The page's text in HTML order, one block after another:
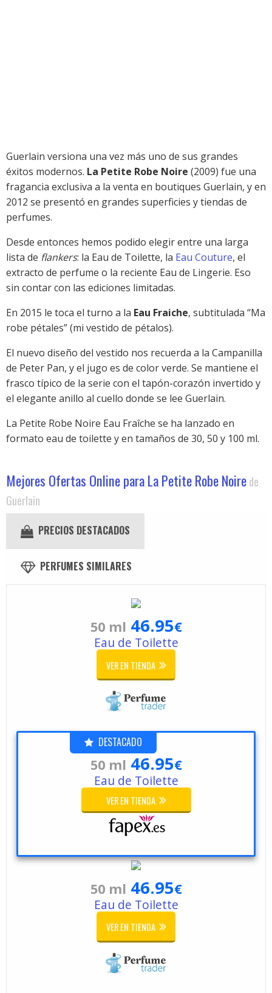
Guerlain versiona una vez más uno de sus grandes
éxitos modernos. La Petite Robe Noire (2009) fue una
fragancia exclusiva a la venta en boutiques Guerlain, y en
2012 se presentó en grandes superficies y tiendas de
perfumes.
Desde entonces hemos podido elegir entre una larga
lista de flankers: la Eau de Toilette, la Eau Couture, el
extracto de perfume o la reciente Eau de Lingerie. Eso
sin contar con las ediciones limitadas.
En 2015 le toca el turno a la Eau Fraiche, subtitulada “Ma
robe pétales” (mi vestido de pétalos).
El nuevo diseño del vestido nos recuerda a la Campanilla
de Peter Pan, y el jugo es de color verde. Se mantiene el
frasco típico de la serie con el tapón-corazón invertido y
el elegante anillo al cuello donde se lee Guerlain.
La Petite Robe Noire Eau Fraîche se ha lanzado en
formato eau de toilette y en tamaños de 30, 50 y 100 ml.
Mejores Ofertas Online para La Petite Robe Noirede
Guerlain
PRECIOS DESTACADOS
PERFUMES SIMILARES
50 ml 46.95€
Eau de Toilette
VER EN TIENDA
DESTACADO
50 ml 46.95€
Eau de Toilette
VER EN TIENDA
50 ml 46.95€
Eau de Toilette
VER EN TIENDA